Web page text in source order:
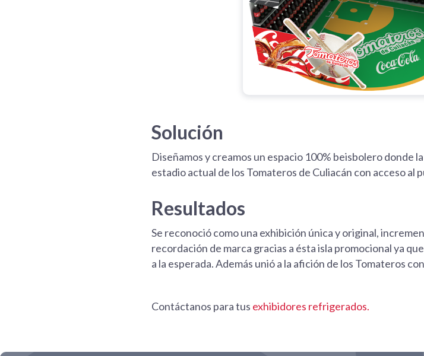
Solución
Diseñamos y creamos un espacio 100% beisbolero donde
estadio actual de los Tomateros de Culiacán con acceso al
Resultados
Se reconoció como una exhibición única y original,
recordación de marca gracias a ésta isla promocional ya
a la esperada. Además unió a la afición de los Tomateros
Contáctanos para tus exhibidores refrigerados.